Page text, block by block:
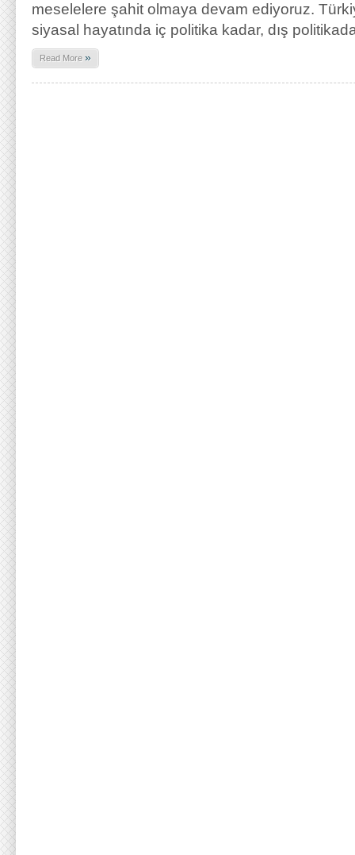
meselelere şahit olmaya devam ediyoruz.
siyasal hayatında iç politika kadar, dış
Read More »